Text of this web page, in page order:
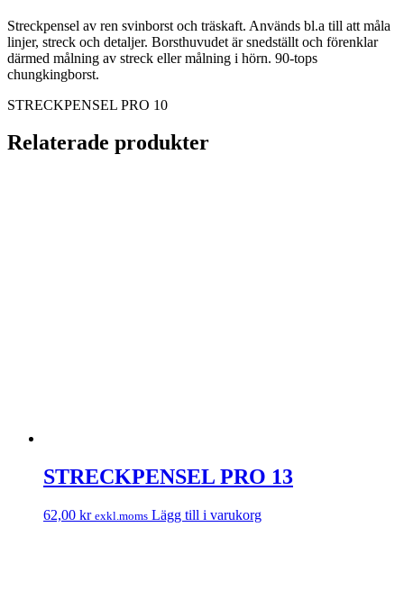
Streckpensel av ren svinborst och träskaft. Används bl.a till att måla
linjer, streck och detaljer. Borsthuvudet är snedställt och förenklar
därmed målning av streck eller målning i hörn. 90-tops
chungkingborst.
STRECKPENSEL PRO 10
Relaterade produkter
STRECKPENSEL PRO 13
62,00 kr exkl.moms Lägg till i varukorg